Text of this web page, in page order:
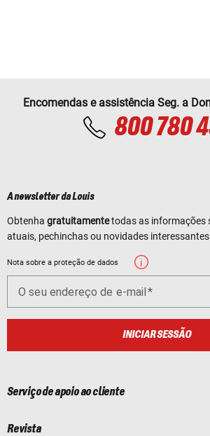
Encomendas e assistência Seg. a
800 780
A newsletter da Louis
Obtenha gratuitamentetodas as informações
atuais, pechinchas ou novidades
Nota sobre a proteção de dados
O seu endereço de e-mail
INICIAR SESSÃO
Serviço de apoio ao cliente
Revista